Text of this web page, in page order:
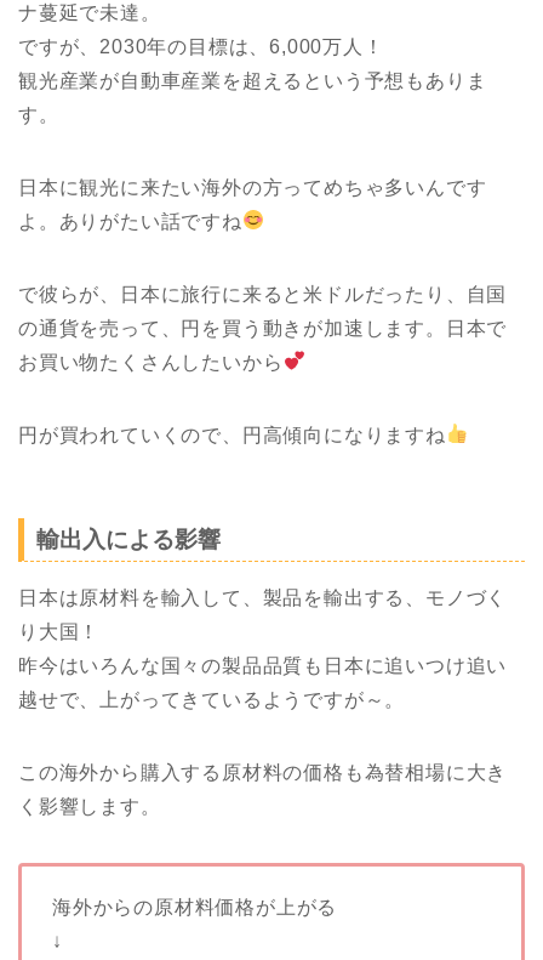
ナ蔓延で未達。
ですが、2030年の目標は、6,000万人！
観光産業が自動車産業を超えるという予想もありま
す。
日本に観光に来たい海外の方ってめちゃ多いんです
よ。ありがたい話ですね
で彼らが、日本に旅行に来ると米ドルだったり、自国
の通貨を売って、円を買う動きが加速します。日本で
お買い物たくさんしたいから
円が買われていくので、円高傾向になりますね
輸出入による影響
日本は原材料を輸入して、製品を輸出する、モノづく
り大国！
昨今はいろんな国々の製品品質も日本に追いつけ追い
越せで、上がってきているようですが～。
この海外から購入する原材料の価格も為替相場に大き
く影響します。
海外からの原材料価格が上がる
↓